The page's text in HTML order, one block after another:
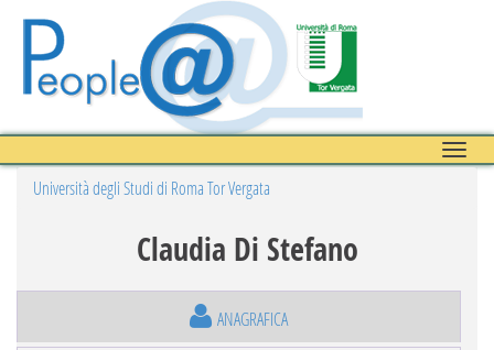
Toggle
Università degli Studi di Roma Tor Vergata
Claudia Di Stefano
ANAGRAFICA